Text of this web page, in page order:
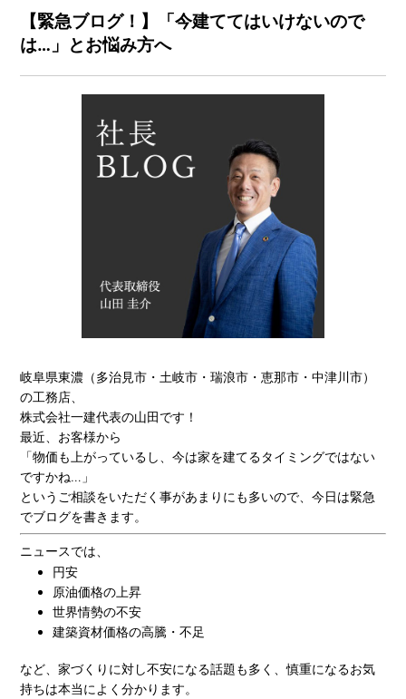
【緊急ブログ！】「今建ててはいけないので
は…」とお悩み方へ
岐阜県東濃（多治見市・土岐市・瑞浪市・恵那市・中津川市）
の工務店、
株式会社一建代表の山田です！
最近、お客様から
「物価も上がっているし、今は家を建てるタイミングではない
ですかね…」
というご相談をいただく事があまりにも多いので、今日は緊急
でブログを書きます。
ニュースでは、
円安
原油価格の上昇
世界情勢の不安
建築資材価格の高騰・不足
など、家づくりに対し不安になる話題も多く、慎重になるお気
持ちは本当によく分かります。